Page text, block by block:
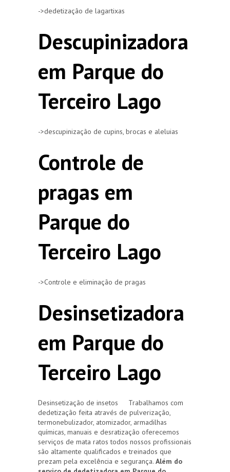
->dedetização de lagartixas
Descupinizadora
em Parque do
Terceiro Lago
->descupinização de cupins, brocas e aleluias
Controle de
pragas em
Parque do
Terceiro Lago
->Controle e eliminação de pragas
Desinsetizadora
em Parque do
Terceiro Lago
Desinsetização de insetos Trabalhamos com
dedetização feita através de pulverização,
termonebulizador, atomizador, armadilhas
químicas, manuais e desratização oferecemos
serviços de mata ratos todos nossos profissionais
são altamente qualificados e treinados que
prezam pela excelência e segurança. Além do